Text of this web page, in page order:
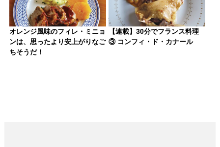
オレンジ風味のフィレ・ミニョ
ンは、思ったより安上がりなご
ちそうだ！
【連載】30分でフランス料理
③ コンフィ・ド・カナール